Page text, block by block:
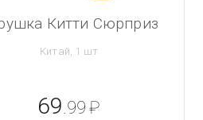
Китти Сюрприз
Китай, 1 шт
69 .99 ₽